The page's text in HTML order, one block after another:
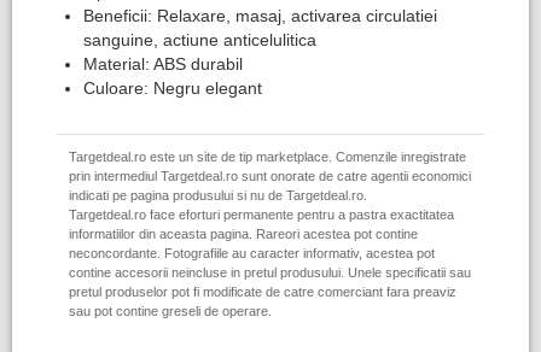
Beneficii: Relaxare, masaj, activarea circulatiei
sanguine, actiune anticelulitica
Material: ABS durabil
Culoare: Negru elegant
Targetdeal.ro este un site de tip marketplace. Comenzile inregistrate
prin intermediul Targetdeal.ro sunt onorate de catre agentii economici
indicati pe pagina produsului si nu de Targetdeal.ro.
Targetdeal.ro face eforturi permanente pentru a pastra exactitatea
informatiilor din aceasta pagina. Rareori acestea pot contine
neconcordante. Fotografiile au caracter informativ, acestea pot
contine accesorii neincluse in pretul produsului. Unele specificatii sau
pretul produselor pot fi modificate de catre comerciant fara preaviz
sau pot contine greseli de operare.